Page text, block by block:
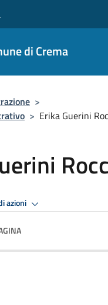
di Crema
>
> Erika Guerini
azioni